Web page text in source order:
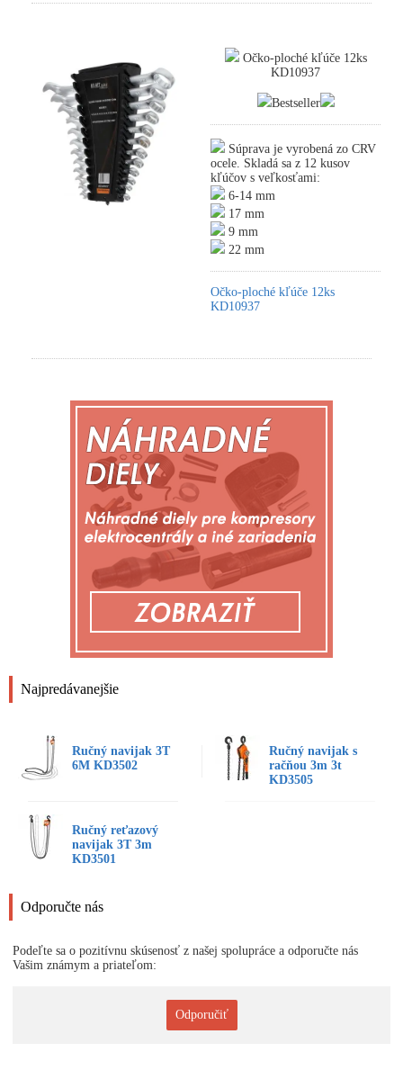
Najpredávanejšie
Ručný navijak 3T
6M KD3502
Ručný navijak s
račňou 3m 3t
KD3505
Ručný reťazový
navijak 3T 3m
KD3501
Odporučte nás
Podeľte sa o pozitívnu skúsenosť z našej spolupráce a odporučte nás
Vašim známym a priateľom:
Odporučiť
Očko-ploché kľúče 12ks
KD10937
Bestseller
Súprava je vyrobená zo CRV
ocele. Skladá sa z 12 kusov
kľúčov s veľkosťami:
6-14 mm
17 mm
9 mm
22 mm
Očko-ploché kľúče 12ks
KD10937